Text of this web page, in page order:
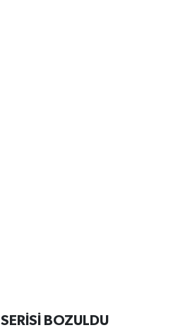
BOZULDU